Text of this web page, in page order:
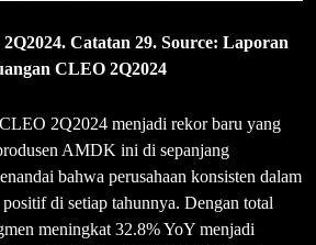
Catatan 29. Source: Laporan
CLEO 2Q2024
2Q2024 menjadi rekor baru yang
AMDK ini di sepanjang
bahwa perusahaan konsisten dalam
di setiap tahunnya. Dengan total
meningkat 32.8% YoY menjadi